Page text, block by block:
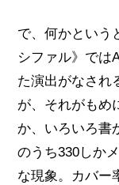
で、何かという
シファル》では
た演出がなされ
が、それがもめ
か、いろいろ書
のうち330しか
な現象。カバー